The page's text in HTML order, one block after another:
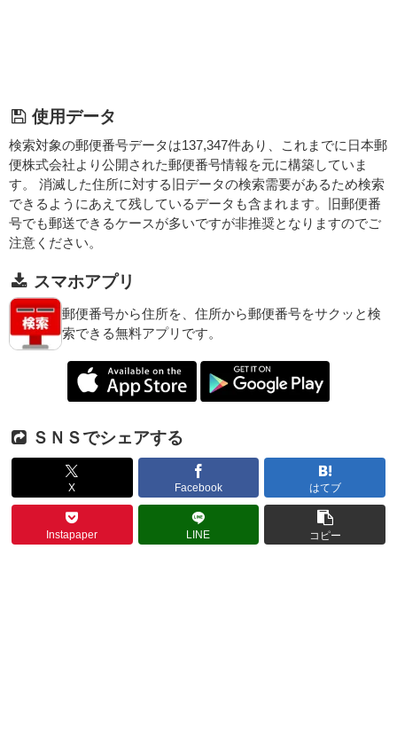
使用データ
検索対象の郵便番号データは137,347件あり、これまでに日本郵
便株式会社より公開された郵便番号情報を元に構築していま
す。 消滅した住所に対する旧データの検索需要があるため検索
できるようにあえて残しているデータも含まれます。旧郵便番
号でも郵送できるケースが多いですが非推奨となりますのでご
注意ください。
スマホアプリ
郵便番号から住所を、住所から郵便番号をサクッと検
索できる無料アプリです。
ＳＮＳでシェアする
X Facebook はてブ
Instapaper LINE コピー